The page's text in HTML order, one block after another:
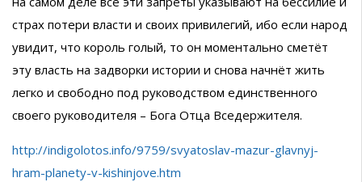
страх потери власти и своих привилегий, ибо если народ
увидит, что король голый, то он моментально сметёт
эту власть на задворки истории и снова начнёт жить
легко и свободно под руководством единственного
своего руководителя – Бога Отца Вседержителя.
http://indigolotos.info/9759/svyatoslav-mazur-glavnyj-
hram-planety-v-kishinjove.htm